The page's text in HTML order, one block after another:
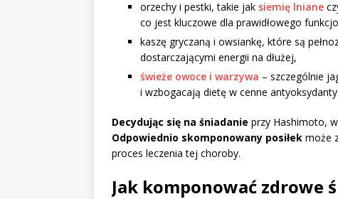
orzechy i pestki, takie jak siemię lniane
co jest kluczowe dla prawidłowego
kaszę gryczaną i owsiankę, które są
dostarczającymi energii na dłużej,
świeże owoce i warzywa – szczególnie
i wzbogacają dietę w cenne antyoksydanty.
Decydując się na śniadanie przy Hashimoto,
Odpowiednio skomponowany posiłek może
proces leczenia tej choroby.
Jak komponować zdrowe